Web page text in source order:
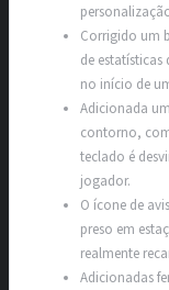
Corrigido um
de estatísticas
no início de
Adicionada
contorno,
teclado é
jogador.
O ícone de
preso em
realmente
Adicionadas